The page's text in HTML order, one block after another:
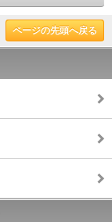
ページの先頭へ戻る